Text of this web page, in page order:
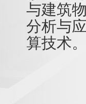
与建筑
分析与
算技术